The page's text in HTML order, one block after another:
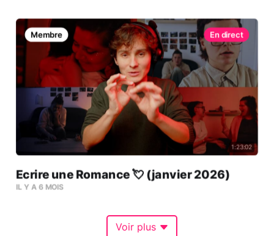
1:23:02
Membre
Ecrire une Romance 💘 (janvier 2026)
IL Y A 6 MOIS
Voir plus